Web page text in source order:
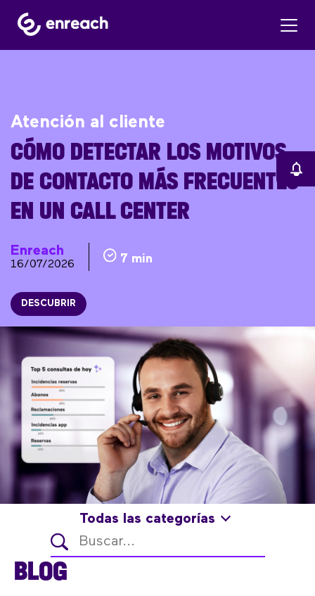
Atención al cliente
CÓMO DETECTAR LOS MOTIVOS
DE CONTACTO MÁS FRECUENTES
EN UN CALL CENTER
Enreach
16/07/2026 7 min
DESCUBRIR
Todas las categorías
BLOG